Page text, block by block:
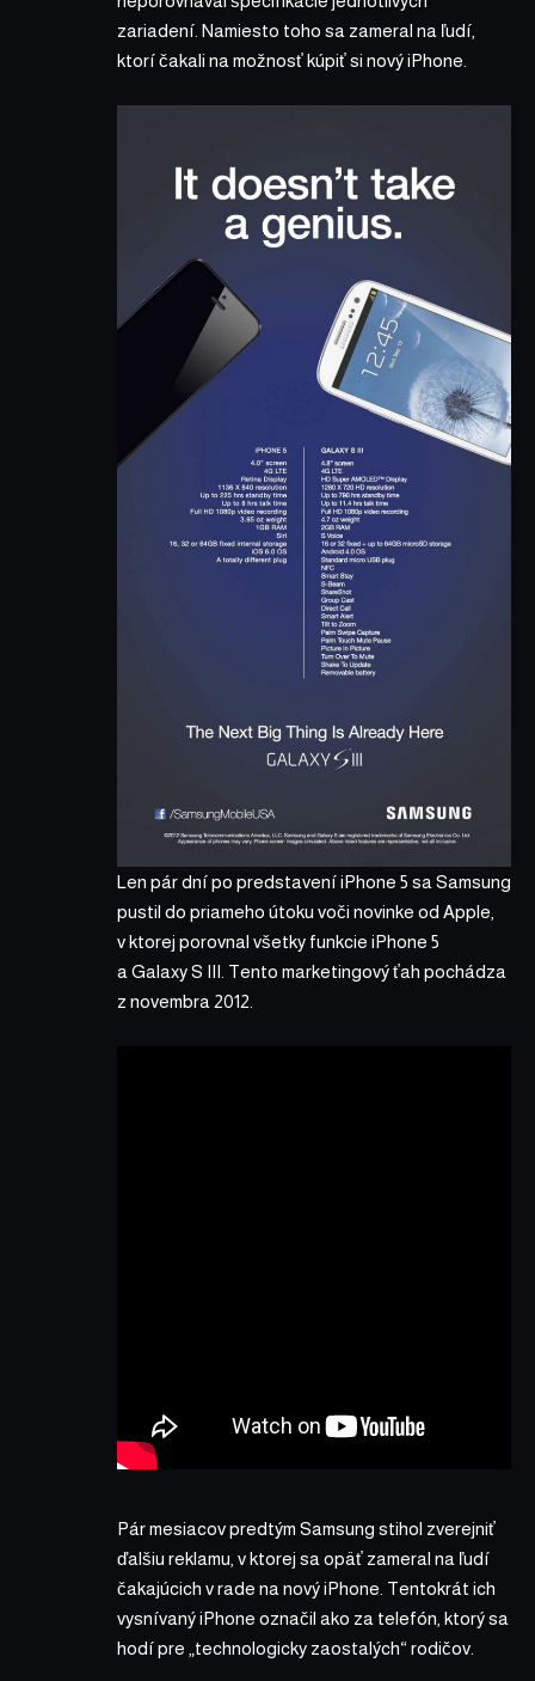
zariadení. Namiesto toho sa zameral na ľudí,
ktorí čakali na možnosť kúpiť si nový iPhone.
Len pár dní po predstavení iPhone 5 sa Samsung
pustil do priameho útoku voči novinke od Apple,
v ktorej porovnal všetky funkcie iPhone 5
a Galaxy S III. Tento marketingový ťah pochádza
z novembra 2012.
Pár mesiacov predtým Samsung stihol zverejniť
ďalšiu reklamu, v ktorej sa opäť zameral na ľudí
čakajúcich v rade na nový iPhone. Tentokrát ich
vysnívaný iPhone označil ako za telefón, ktorý sa
hodí pre „technologicky zaostalých“ rodičov.